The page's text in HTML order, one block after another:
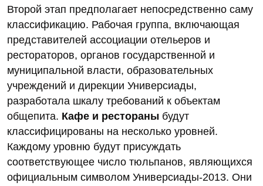
Второй этап предполагает непосредственно саму
классификацию. Рабочая группа, включающая
представителей ассоциации отельеров и
рестораторов, органов государственной и
муниципальной власти, образовательных
учреждений и дирекции Универсиады,
разработала шкалу требований к объектам
общепита. Кафе и рестораны будут
классифицированы на несколько уровней.
Каждому уровню будут присуждать
соответствующее число тюльпанов, являющихся
официальным символом Универсиады-2013. Они